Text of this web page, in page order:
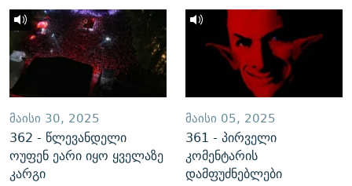
ᲛᲐᲘᲡᲘ 30, 2025
362 - წლევანდელი
ოუფენ ეარი იყო ყველაზე
კარგი
ᲛᲐᲘᲡᲘ 05, 2025
361 - პირველი
კომენტარის
დამფუძნებლები